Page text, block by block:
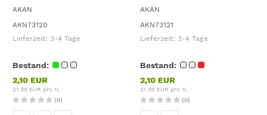
AKAN
AKN73120
Lieferzeit: 3-4 Tage
Bestand:
2,10 EUR
21,00 EUR pro 1L
(0)
AKAN
AKN73121
Lieferzeit: 3-4 Tage
Bestand:
2,10 EUR
21,00 EUR pro 1L
(0)